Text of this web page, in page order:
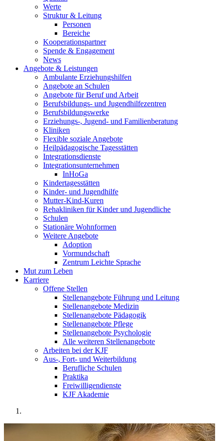
Werte
Struktur & Leitung
Personen
Bereiche
Kooperationspartner
Spende & Engagement
News
Angebote & Leistungen
Ambulante Erziehungshilfen
Angebote an Schulen
Angebote für Beruf und Arbeit
Berufsbildungs- und Jugendhilfezentren
Berufsbildungswerke
Erziehungs-, Jugend- und Familienberatung
Kliniken
Flexible soziale Angebote
Heilpädagogische Tagesstätten
Integrationsdienste
Integrationsunternehmen
InHoGa
Kindertagesstätten
Kinder- und Jugendhilfe
Mutter-Kind-Kuren
Rehakliniken für Kinder und Jugendliche
Schulen
Stationäre Wohnformen
Weitere Angebote
Adoption
Vormundschaft
Zentrum Leichte Sprache
Mut zum Leben
Karriere
Offene Stellen
Stellenangebote Führung und Leitung
Stellenangebote Medizin
Stellenangebote Pädagogik
Stellenangebote Pflege
Stellenangebote Psychologie
Alle weiteren Stellenangebote
Arbeiten bei der KJF
Aus-, Fort- und Weiterbildung
Berufliche Schulen
Praktika
Freiwilligendienste
KJF Akademie